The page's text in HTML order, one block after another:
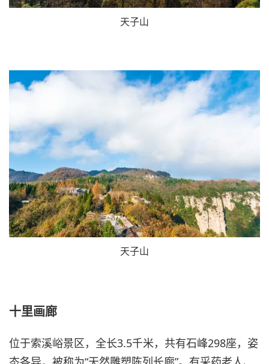
天子山
天子山
十里画廊
位于索溪峪景区，全长3.5千米，共有石峰298座，姿